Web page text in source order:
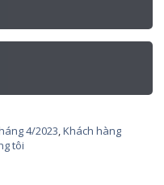
4/2023,Khách hàng
tôi